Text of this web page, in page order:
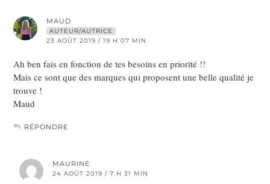
MAUD
AUTEUR/AUTRICE
23 AOÛT 2019 / 19 H 07 MIN
Ah ben fais en fonction de tes besoins en priorité !!
Mais ce sont que des marques qui proposent une belle qualité je
trouve !
Maud
RÉPONDRE
MAURINE
24 AOÛT 2019 / 7 H 31 MIN